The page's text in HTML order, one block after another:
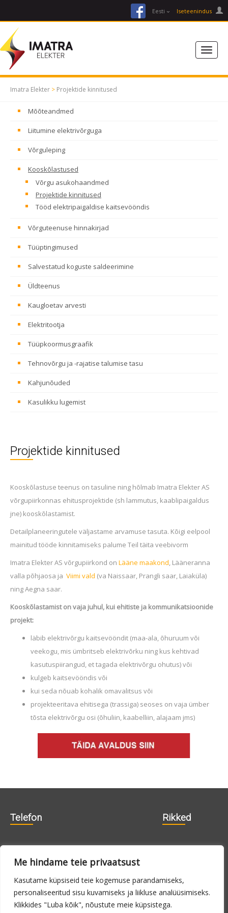
Me hindame teie privaatsust
Kasutame küpsiseid teie kogemuse parandamiseks,
personaliseeritud sisu kuvamiseks ja liikluse analüüsimiseks.
Klikkides "Luba kõik", nõustute meie küpsistega.
facebookEesti Iseteenindus
Imatra Elekter > Projektide kinnitused
Mõõteandmed
Liitumine elektrivõrguga
Võrguleping
Kooskõlastused
Võrgu asukohaandmed
Projektide kinnitused
Tööd elektripaigaldise kaitsevööndis
Võrguteenuse hinnakirjad
Tüüptingimused
Salvestatud koguste saldeerimine
Üldteenus
Kaugloetav arvesti
Elektritootja
Tüüpkoormusgraafik
Tehnovõrgu ja -rajatise talumise tasu
Kahjunõuded
Kasulikku lugemist
Projektide kinnitused
Kooskõlastuse teenus on tasuline ning hõlmab Imatra Elekter AS
võrgupiirkonnas ehitusprojektide (sh lammutus, kaablipaigaldus
jne) kooskõlastamist.
Detailplaneeringutele väljastame arvamuse tasuta. Kõigi eelpool
mainitud tööde kinnitamiseks palume Teil täita veebivorm
Imatra Elekter AS võrgupiirkond on Lääne maakond, Lääneranna
valla põhjaosa ja Viimi vald (va Naissaar, Prangli saar, Laiaküla)
ning Aegna saar.
Kooskõlastamist on vaja juhul, kui ehitiste ja kommunikatsioonide
projekt:
läbib elektrivõrgu kaitsevööndit (maa-ala, õhuruum või
veekogu, mis ümbritseb elektrivõrku ning kus kehtivad
kasutuspiirangud, et tagada elektrivõrgu ohutus) või
kulgeb kaitsevööndis või
kui seda nõuab kohalik omavalitsus või
projekteeritava ehitisega (trassiga) seoses on vaja ümber
tõsta elektrivõrgu osi (õhuliin, kaabelliin, alajaam jms)
Telefon Rikked
715 0180
E-N 9.00 -
24h